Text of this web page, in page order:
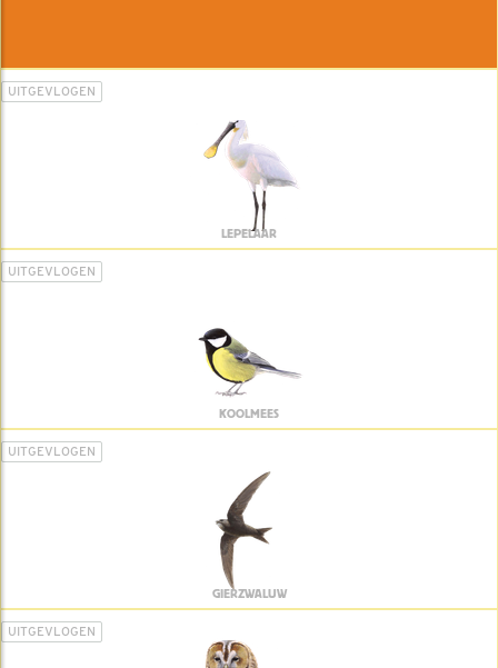
UITGEVLOGEN
LEPELAAR
UITGEVLOGEN
KOOLMEES
UITGEVLOGEN
GIERZWALUW
UITGEVLOGEN